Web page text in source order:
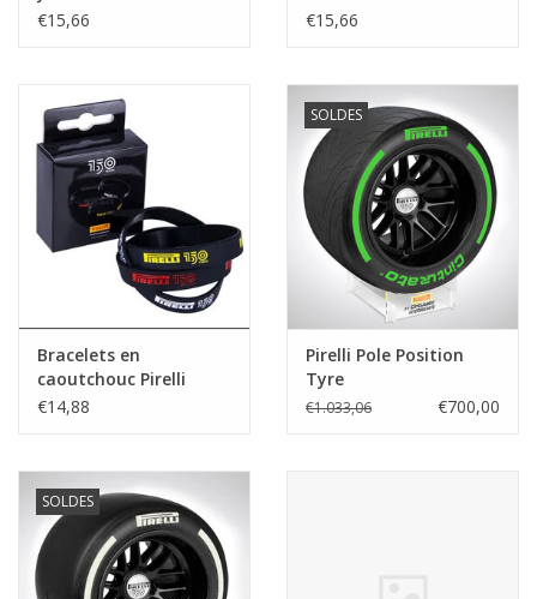
€15,66
€15,66
Bracelets en
caoutchouc Pirelli
€14,88
SOLDES
Pirelli Pole Position
Tyre
€1.033,06 €700,00
SOLDES